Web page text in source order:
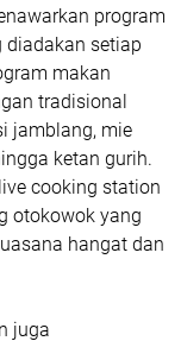
program
diadakan setiap
makan
tradisional
jamblang, mie
ketan gurih.
cooking station
otokowok yang
hangat dan
juga